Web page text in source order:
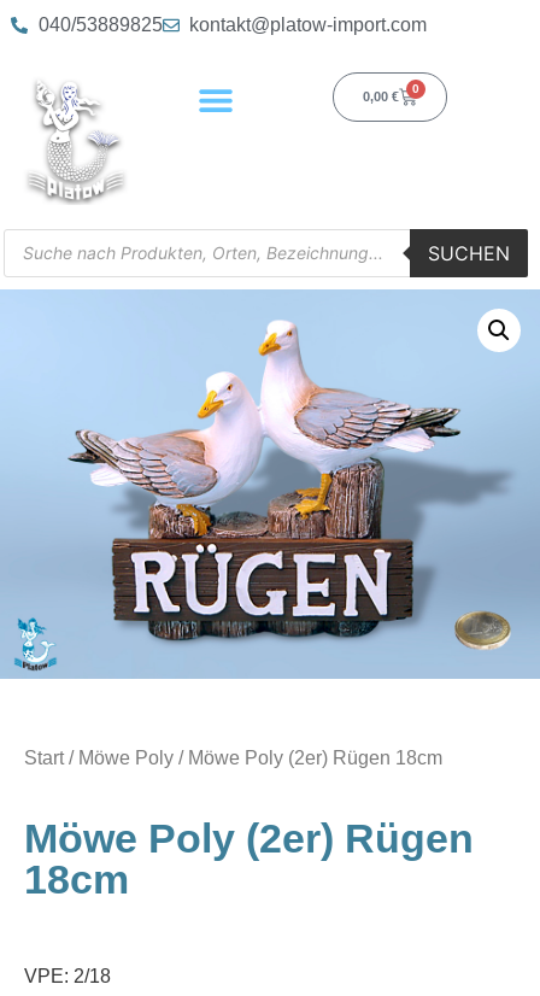
040/53889825 kontakt@platow-import.com
0,00 €
0
SUCHEN
Start/ Möwe Poly / Möwe Poly (2er) Rügen 18cm
Möwe Poly (2er) Rügen
18cm
VPE: 2/18